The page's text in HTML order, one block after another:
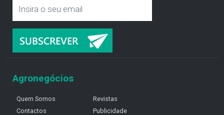
Agronegócios
Quem Somos
Contactos
Revistas
Publicidade